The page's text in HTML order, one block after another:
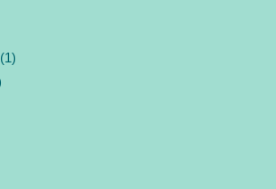
(1)